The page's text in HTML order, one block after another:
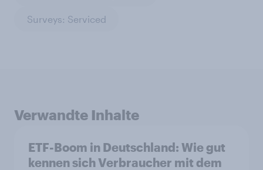
Surveys: Serviced
Verwandte Inhalte
ETF-Boom in Deutschland: Wie gut
kennen sich Verbraucher mit dem